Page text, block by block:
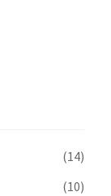
(14)
(10)